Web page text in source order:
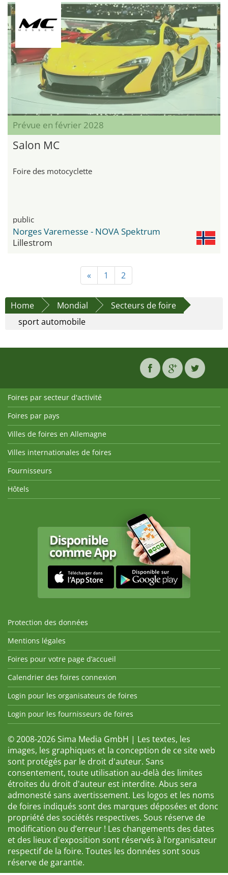
Prévue en février 2028
Salon MC
Foire des motocyclette
public
Norges Varemesse - NOVA Spektrum
Lillestrom
« 1 2
Home Mondial
Secteurs de foire
sport automobile
Foires par secteur d'activité
Foires par pays
Villes de foires en Allemagne
Villes internationales de foires
Fournisseurs
Hôtels
Protection des données
Mentions légales
Foires pour votre page d’accueil
Calendrier des foires connexion
Login pour les organisateurs de foires
Login pour les fournisseurs de foires
© 2008-2026 Sima Media GmbH | Les textes, les
images, les graphiques et la conception de ce site web
sont protégés par le droit d'auteur. Sans
consentement, toute utilisation au-delà des limites
étroites du droit d'auteur est interdite. Abus sera
admonesté sans avertissement. Les logos et les noms
de foires indiqués sont des marques déposées et donc
propriété des sociétés respectives. Sous réserve de
modification ou d’erreur ! Les changements des dates
et des lieux d'exposition sont réservés à l’organisateur
respectif de la foire. Toutes les données sont sous
réserve de garantie.